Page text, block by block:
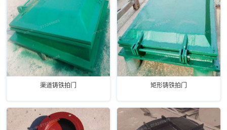
渠道铸铁拍门 矩形铸铁拍门